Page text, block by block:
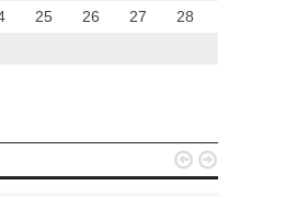
25 26 27
28
 